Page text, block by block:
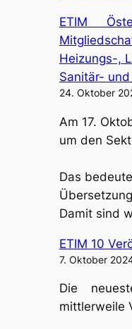
ETIM
Heizungs-,
Sanitär-
24. Oktober
Am 17.
um den
Das
Damit sind
ETIM 10
7. Oktober
Die
mittlerweile